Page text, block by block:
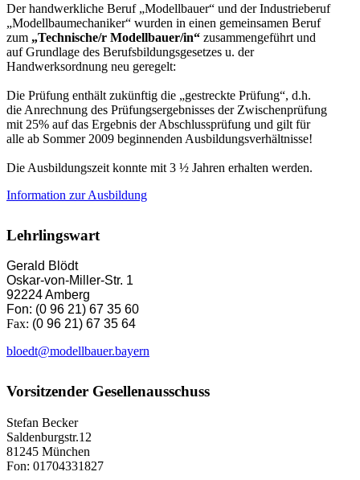
Der handwerkliche Beruf „Modellbauer“ und der Industrieberuf
„Modellbaumechaniker“ wurden in einen gemeinsamen Beruf
zum „Technische/r Modellbauer/in“ zusammengeführt und
auf Grundlage des Berufsbildungsgesetzes u. der
Handwerksordnung neu geregelt:
Die Prüfung enthält zukünftig die „gestreckte Prüfung“, d.h.
die Anrechnung des Prüfungsergebnisses der Zwischenprüfung
mit 25% auf das Ergebnis der Abschlussprüfung und gilt für
alle ab Sommer 2009 beginnenden Ausbildungsverhältnisse!
Die Ausbildungszeit konnte mit 3 ½ Jahren erhalten werden.
Information zur Ausbildung
Lehrlingswart
Gerald Blödt
Oskar-von-Miller-Str. 1
92224 Amberg
Fon: (0 96 21) 67 35 60
Fax: (0 96 21) 67 35 64
bloedt@modellbauer.bayern
Vorsitzender Gesellenausschuss
Stefan Becker
Saldenburgstr.12
81245 München
Fon: 01704331827